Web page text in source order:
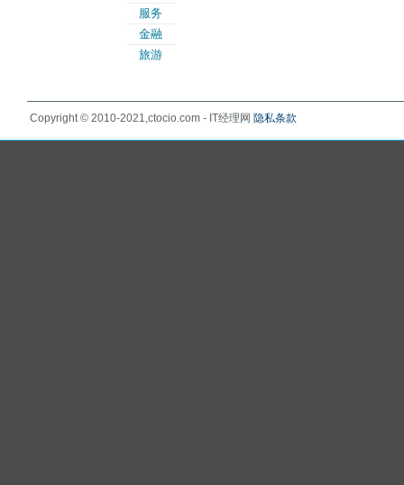
服务
金融
旅游
Copyright © 2010-2021,ctocio.com - IT经理网 隐私条款